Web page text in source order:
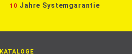
10 Jahre Systemgarantie
KATALOGE